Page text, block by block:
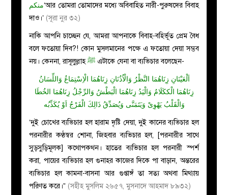
منكم‘আর তোমরা তোমাদের মধ্যে অবিবাহিত নারী-পুরুষদের বিবাহ
দাও।’ (সূরা নুর ৩২)
নাকি আপনি চাচ্ছেন যে, আমরা আপনাকে বিবাহ-বহির্ভূত প্রেম বৈধ
বলে ফতোয়া দিব?! কোন মুসলমানের পক্ষে এ ফতোয়া দেয়া সম্ভব
নয়। কেননা,রাসূলুল্লাহﷺ এটাকে যেনা বা ব্যভিচার বলেছেন-
اَلْعَيْنَانِ زِنَاهُمَا النَّظْرُ وَالْاُذُنَانِ زِنَاهُمَا الْاِسْتِمَاعُ وَاللِّسَانُ
زِنَاهُمَا الْككَلَامُ وَالْيَدُ زِنَاهُمَا الْبَطْشُ وَالرِّجْلُ زِنَاهُمَا الخُطَا
وَالْقَلْبُ يَهْوِىْ وَيَتَمَنَّى وَيُصَدِّقُ ذَالِكَ الْفَرْجُ اَوْ يُكَذِّبُه
‘দুই চোখের ব্যভিচার হল হারাম দৃষ্টি দেয়া, দুই কানের ব্যভিচার হল
পরনারীর কণ্ঠস্বর শোনা, জিহবার ব্যভিচার হল, [পরনারীর সাথে
সুড়সুড়িমূলক] কথোপকথন। হাতের ব্যভিচার হল পরনারী স্পর্শ
করা, পায়ের ব্যভিচার হল গুনাহর কাজের দিকে পা বাড়ান, অন্তরের
ব্যভিচার হল কামনা-বাসনা আর গুপ্তাঙ্গঁ তা সত্য অথবা মিথ্যায়
পরিণত করে।” (সহীহ মুসলিম ২৬৫৭, মুসনাদে আহমাদ ৮৯৩২)